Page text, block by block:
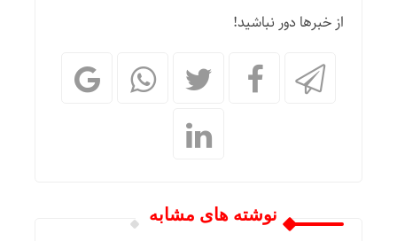
از خبرها دور نباشید!
نوشته های مشابه